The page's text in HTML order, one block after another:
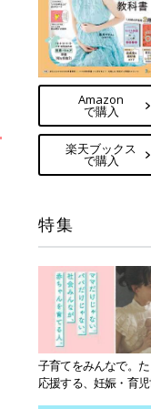
Amazon
で購入
楽天ブックス
で購入
特集
子育てをみんなで。
応援する、妊娠・育